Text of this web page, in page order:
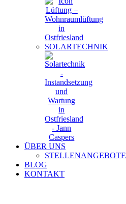
SOLARTECHNIK
ÜBER UNS
STELLENANGEBOTE
BLOG
KONTAKT